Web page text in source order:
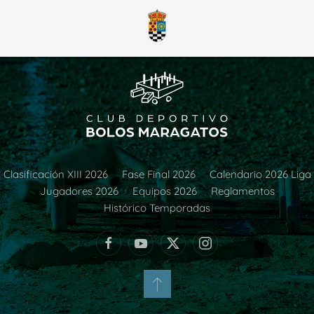
Clasificación XIII 2026 Fase Final 2026
Calendario 2026 Liga
Jugadores 2026
Equipos 2026
Reglamentos
Histórico Temporadas